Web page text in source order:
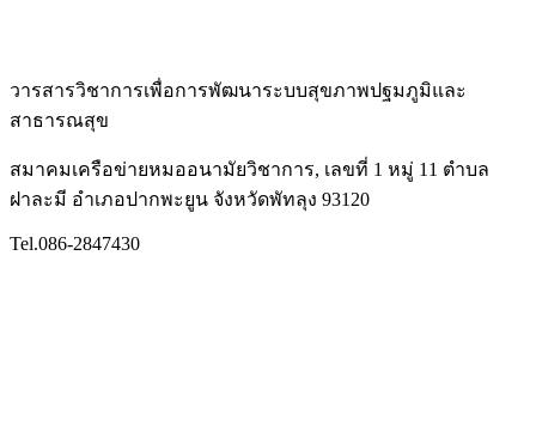
วารสารวิชาการเพื่อการพัฒนาระบบสุขภาพปฐมภูมิและ
สาธารณสุข
สมาคมเครือข่ายหมออนามัยวิชาการ, เลขที่ 1 หมู่ 11 ตำบล
ฝาละมี อำเภอปากพะยูน จังหวัดพัทลุง 93120
Tel.086-2847430